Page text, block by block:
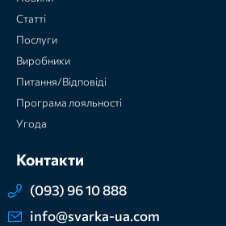
Статті
Послуги
Виробники
Питання/Відповіді
Програма лояльності
Угода
Контакти
(093) 96 10 888
info@svarka-ua.com